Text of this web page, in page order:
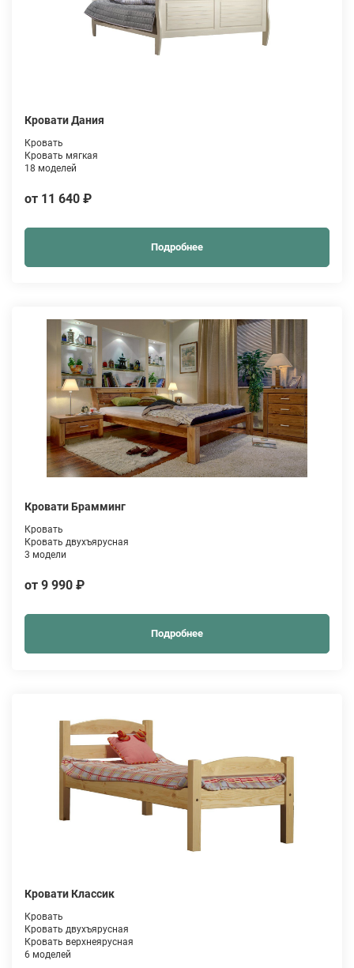
Кровати Дания
Кровать
Кровать мягкая
18 моделей
от 11 640 ₽
Подробнее
Кровати Брамминг
Кровать
Кровать двухъярусная
3 модели
от 9 990 ₽
Подробнее
Кровати Классик
Кровать
Кровать двухъярусная
Кровать верхнеярусная
6 моделей